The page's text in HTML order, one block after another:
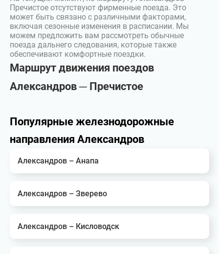
Пречистое отсутствуют фирменные поезда. Это
может быть связано с различными факторами,
включая сезонные изменения в расписании. Мы
можем предложить вам рассмотреть обычные
поезда дальнего следования, которые также
обеспечивают комфортные поездки.
Маршрут движения поездов
Александров ─ Пречистое
Популярные железнодорожные
направления Александров
Александров – Анапа
Александров – Зверево
Александров – Кисловодск